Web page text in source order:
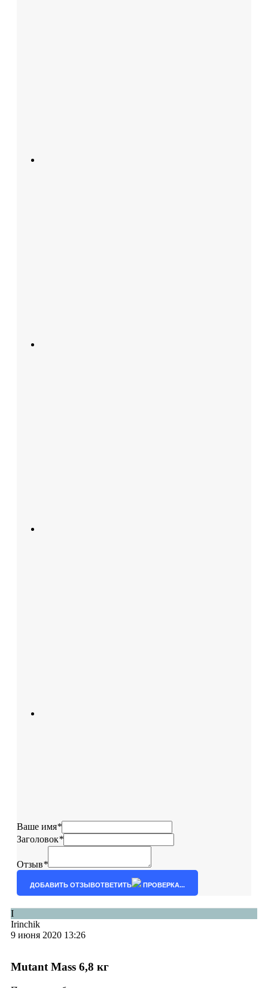
Ваше имя*
Заголовок*
Отзыв*
ДОБАВИТЬ ОТЗЫВОТВЕТИТЬ ПРОВЕРКА...
I
Irinchik
9 июня 2020 13:26
Mutant Mass 6,8 кг